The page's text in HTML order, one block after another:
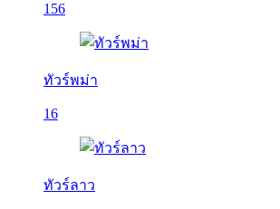
156
ทัวร์พม่า
16
ทัวร์ลาว